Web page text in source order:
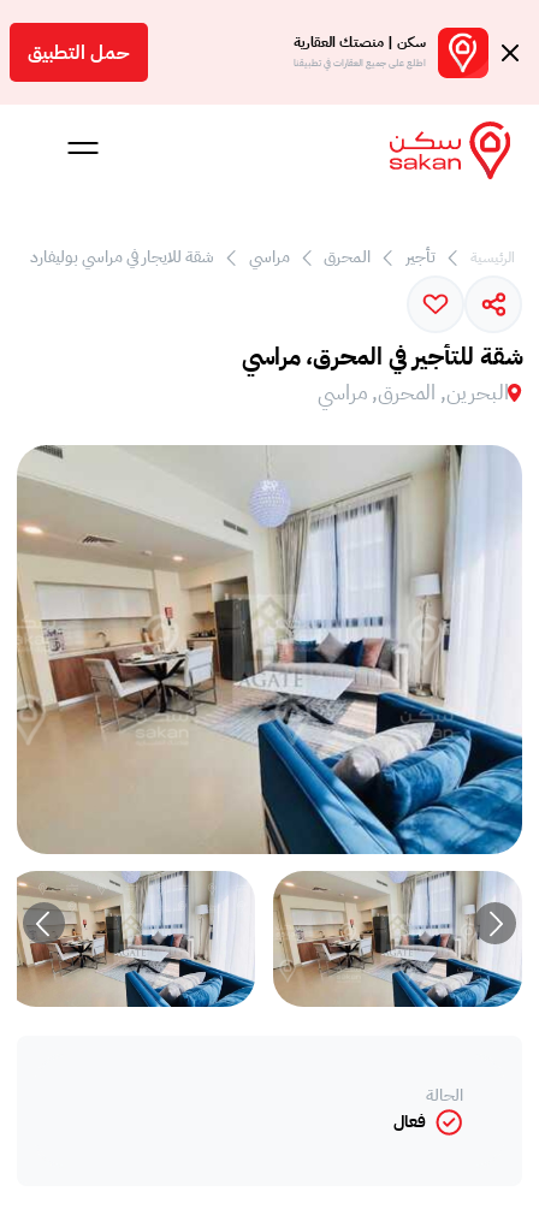
سكن | منصتك العقارية
اطلع على جميع العقارات في تطبيقنا حمل التطبيق
الرئيسية تأجير المحرق مراسي شقة للايجار في مراسي بوليفارد
شقة للتأجير في المحرق، مراسي
البحرين, المحرق, مراسي
الحالة
فعال